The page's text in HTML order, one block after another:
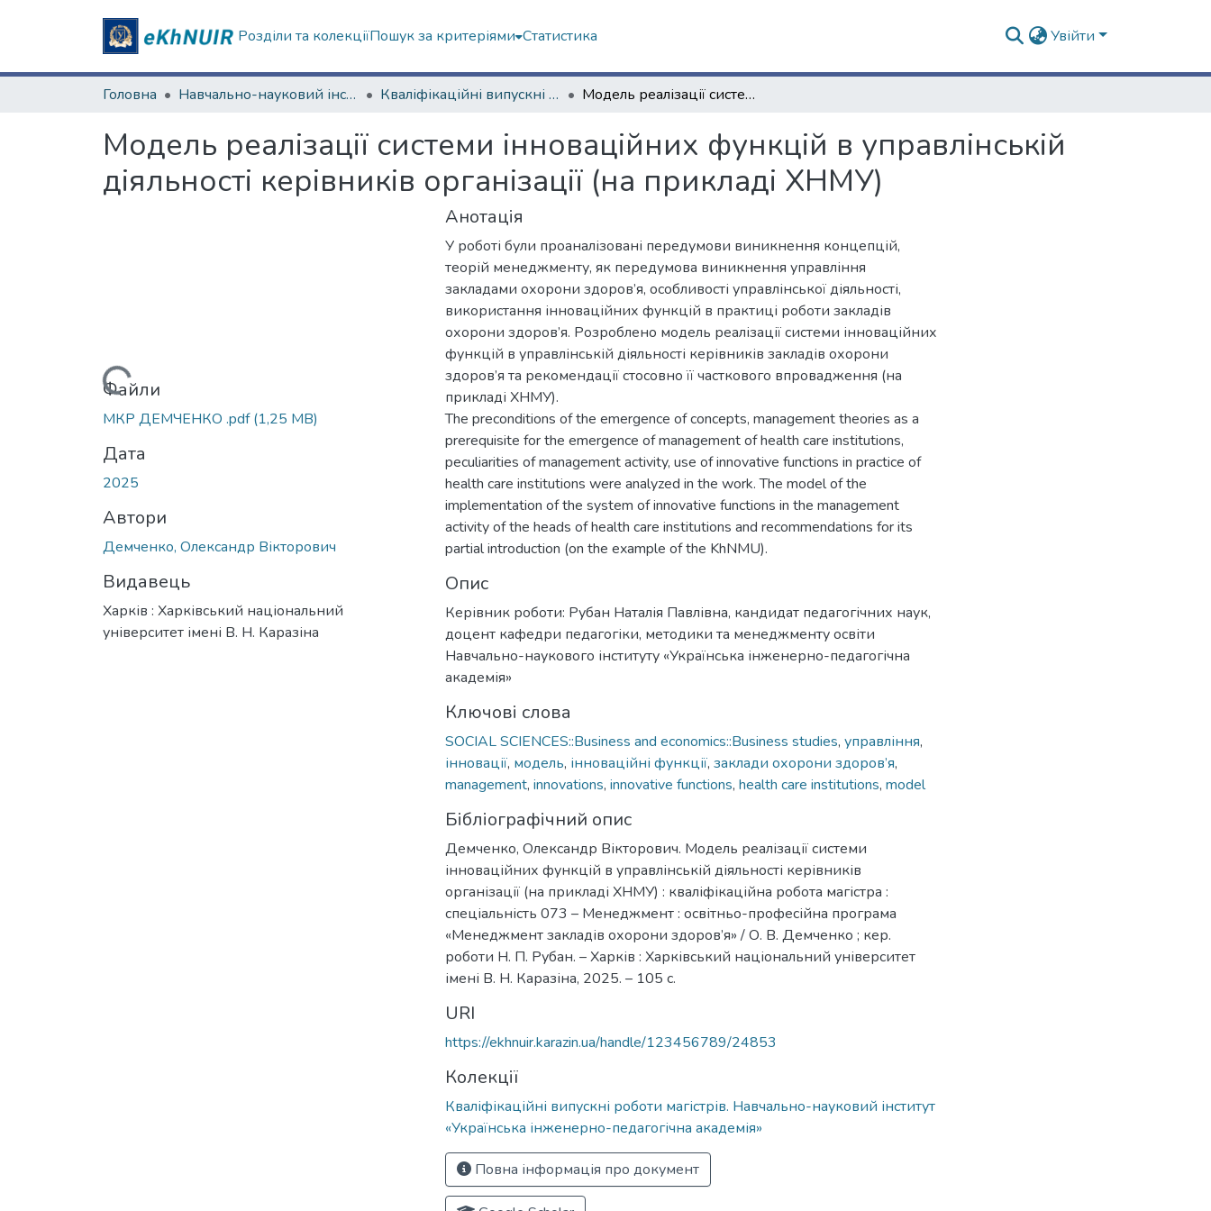
Розділи та колекціїПошук за критеріями Статистика Увійти
Головна Навчально-науковий інститут «Українська інженерно-педагогічна академія» Кваліфікаційні випускні роботи магістрів. Навчально-науковий інститут «Українська інженерно-педагогічна академія» Модель реалізації системи інноваційних функцій в управлінській діяльності керівників організації (на прикладі ХНМУ)
Модель реалізації системи інноваційних функцій в управлінській
діяльності керівників організації (на прикладі ХНМУ)
Вантажиться...Файли
МКР ДЕМЧЕНКО .pdf(1,25 MB)
Дата
2025
Автори
Демченко, Олександр Вікторович
Видавець
Харків : Харківський національний
університет імені В. Н. Каразіна
Анотація
У роботі були проаналізовані передумови виникнення концепцій,
теорій менеджменту, як передумова виникнення управління
закладами охорони здоров’я, особливості управлінської діяльності,
використання інноваційних функцій в практиці роботи закладів
охорони здоров’я. Розроблено модель реалізації системи інноваційних
функцій в управлінській діяльності керівників закладів охорони
здоров’я та рекомендації стосовно її часткового впровадження (на
прикладі ХНМУ).
The preconditions of the emergence of concepts, management theories as a
prerequisite for the emergence of management of health care institutions,
peculiarities of management activity, use of innovative functions in practice of
health care institutions were analyzed in the work. The model of the
implementation of the system of innovative functions in the management
activity of the heads of health care institutions and recommendations for its
partial introduction (on the example of the KhNMU).
Опис
Керівник роботи: Рубан Наталія Павлівна, кандидат педагогічних наук,
доцент кафедри педагогіки, методики та менеджменту освіти
Навчально-наукового інституту «Українська інженерно-педагогічна
академія»
Ключові слова
SOCIAL SCIENCES::Business and economics::Business studies, управління,
інновації, модель, інноваційні функції, заклади охорони здоров’я,
management, innovations, innovative functions, health care institutions, model
Бібліографічний опис
Демченко, Олександр Вікторович. Модель реалізації системи
інноваційних функцій в управлінській діяльності керівників
організації (на прикладі ХНМУ) : кваліфікаційна робота магістра :
спеціальність 073 – Менеджмент : освітньо-професійна програма
«Менеджмент закладів охорони здоров’я» / О. В. Демченко ; кер.
роботи Н. П. Рубан. – Харків : Харківський національний університет
імені В. Н. Каразіна, 2025. – 105 с.
URI
https://ekhnuir.karazin.ua/handle/123456789/24853
Колекції
Кваліфікаційні випускні роботи магістрів. Навчально-науковий інститут
«Українська інженерно-педагогічна академія»
Повна інформація про документ